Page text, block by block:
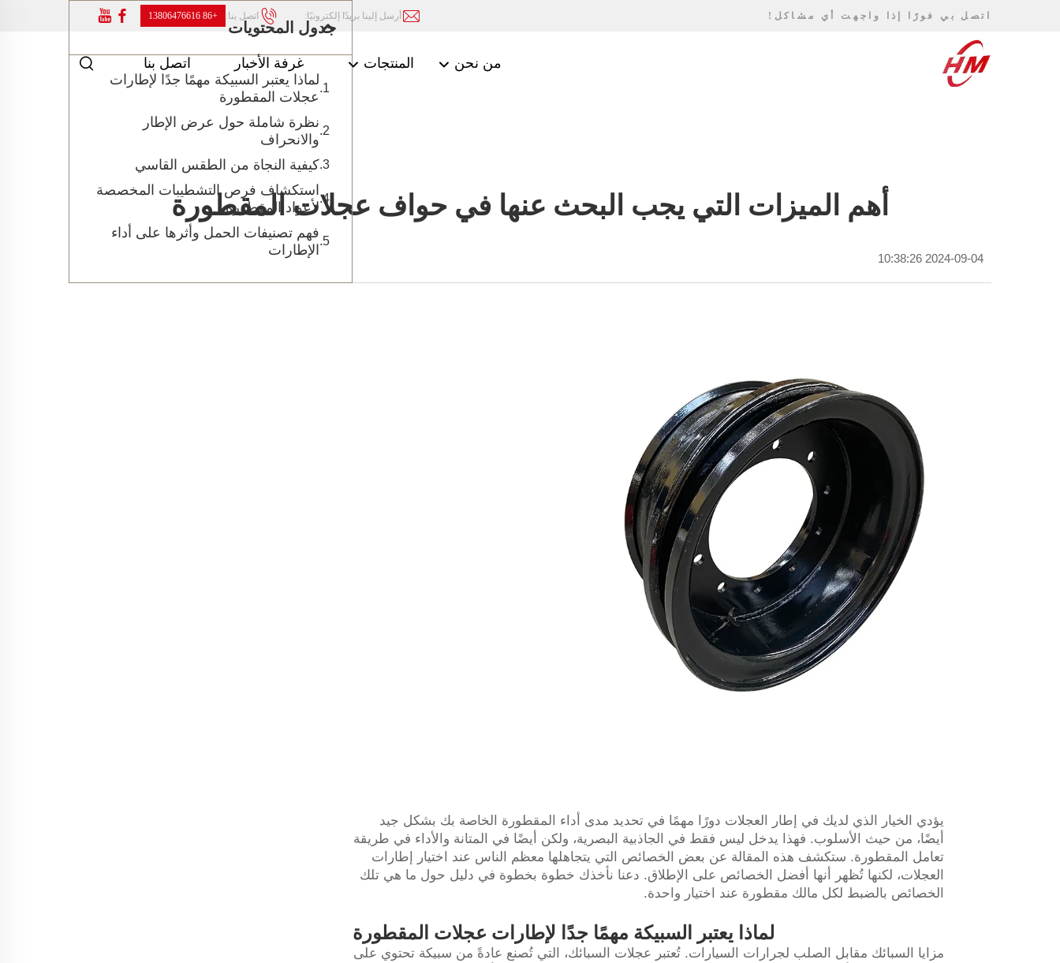
اتصل بي فورًا إذا واجهت أي مشاكل! أرسل إلينا بريدًا إلكترونيًا: اتصل بنا: +86 13806476616
من نحن المنتجات غرفة الأخبار اتصل بنا
أهم الميزات التي يجب البحث عنها في حواف عجلات المقطورة
2024-09-04 10:38:26
يؤدي الخيار الذي لديك في إطار العجلات دورًا مهمًا في تحديد مدى أداء المقطورة الخاصة بك بشكل جيد
أيضًا، من حيث الأسلوب. فهذا يدخل ليس فقط في الجاذبية البصرية، ولكن أيضًا في المتانة والأداء في طريقة
تعامل المقطورة. ستكشف هذه المقالة عن بعض الخصائص التي يتجاهلها معظم الناس عند اختيار إطارات
العجلات، لكنها تُظهر أنها أفضل الخصائص على الإطلاق. دعنا نأخذك خطوة بخطوة في دليل حول ما هي تلك
الخصائص بالضبط لكل مالك مقطورة عند اختيار واحدة.
لماذا يعتبر السبيكة مهمًا جدًا لإطارات عجلات المقطورة
مزايا السبائك مقابل الصلب لجرارات السيارات. تُعتبر عجلات السبائك، التي تُصنع عادةً من سبيكة تحتوي على
جدول المحتويات
لماذا يعتبر السبيكة مهمًا جدًا لإطارات
عجلات المقطورة
نظرة شاملة حول عرض الإطار
والانحراف
كيفية النجاة من الطقس القاسي
استكشاف فرص التشطيبات المخصصة
لأعواد المقطورة
فهم تصنيفات الحمل وأثرها على أداء
الإطارات